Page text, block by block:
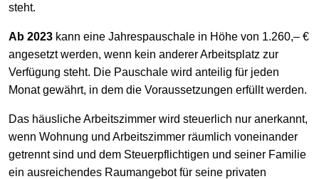
steht.
Ab 2023 kann eine Jahrespauschale in Höhe von 1.260,– €
angesetzt werden, wenn kein anderer Arbeitsplatz zur
Verfügung steht. Die Pauschale wird anteilig für jeden
Monat gewährt, in dem die Voraussetzungen erfüllt werden.
Das häusliche Arbeitszimmer wird steuerlich nur anerkannt,
wenn Wohnung und Arbeitszimmer räumlich voneinander
getrennt sind und dem Steuerpflichtigen und seiner Familie
ein ausreichendes Raumangebot für seine privaten